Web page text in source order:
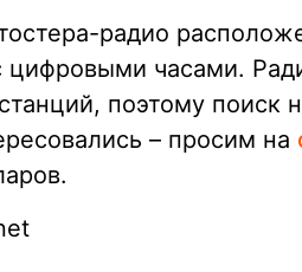
радио
часами.
поэтому поиск
– просим на